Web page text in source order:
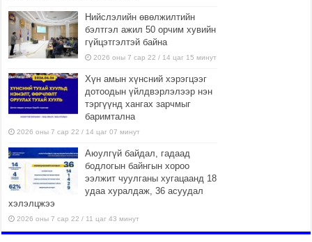
Нийслэлийн өвөлжилтийн
бэлтгэл ажил 50 орчим хувийн
гүйцэтгэлтэй байна
2026 оны 7 сар 22 / 14 цаг 15 минут
Хүн амын хүнсний хэрэгцээг
дотоодын үйлдвэрлэлээр нэн
тэргүүнд хангах зарчмыг
баримтална
2026 оны 7 сар 22 / 14 цаг 07 минут
Аюулгүй байдал, гадаад
бодлогын байнгын хороо
ээлжит чуулганы хугацаанд 18
удаа хуралдаж, 36 асуудал
хэлэлцжээ
2026 оны 7 сар 22 / 11 цаг 43 минут